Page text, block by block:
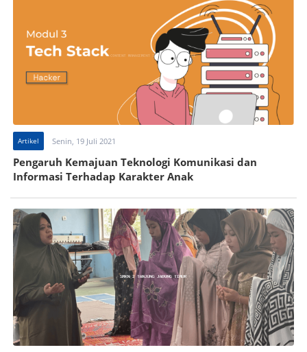
Artikel Senin, 19 Juli 2021
Pengaruh Kemajuan Teknologi Komunikasi dan
Informasi Terhadap Karakter Anak